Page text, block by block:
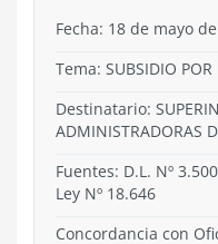
Fecha: 18 de mayo
Tema: SUBSIDIO
Destinatario:
ADMINISTRADORAS
Fuentes: D.L. Nº
Ley Nº 18.646
Concordancia con